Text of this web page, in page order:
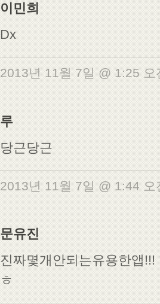
이민희
Dx
2013년 11월 7일 @ 1:25
루
당근당근
2013년 11월 7일 @ 1:44
문유진
진짜몇개안되는유용한앱
ㅎ